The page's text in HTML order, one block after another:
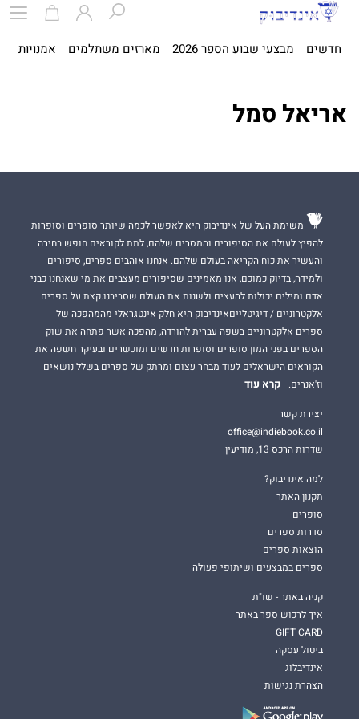
חדשים מבצעי שבוע הספר 2026 מארזים משתלמים אמנויות
אריאל סמל
משימת העל של אינדיבוק היא לאפשר לכמה שיותר סופרים וסופרות
להפיץ לעולם את הסיפורים והמסרים שלהם, לתת לקוראים חופש בחירה
והעשיר את כוח הקריאה בעולם שלהם. אנחנו אוהבים ספרים, סיפורים
ולמידה, בדיוק כמוכם, אנו מאמינים שסיפורים מעצבים את מי שאנחנו כבני
אדם ומילים יכולות להעצים ולשנות את העולם שסביבנו.קצת על ספרים
אלקטרוניים / דיגיטלייםאינדיבוק היא חלק אינטגראלי מהמהפכה של
ספרים אלקטרוניים בשפה עברית להורדה, מהפכה אשר פתחה את שוק
הספרים בפני המון סופרים וסופרות חדשים ומוכשרים ובעיקר חשפה את
הקוראים הישראלים לעוד מבחר עצום ומרתק של ספרים בשלל נושאים
וז'אנרים.
קרא עוד
יצירת קשר
office@indiebook.co.il
שדרות הרכס 13, מודיעין
למה אינדיבוק?
תקנון האתר
סופרים
סדרות ספרים
הוצאות ספרים
ספרים במבצעים ושיתופי פעולה
קניה באתר - שו"ת
איך לרכוש ספר באתר
GIFT CARD
ביטול עסקה
אינדיבלוג
הצהרת נגישות